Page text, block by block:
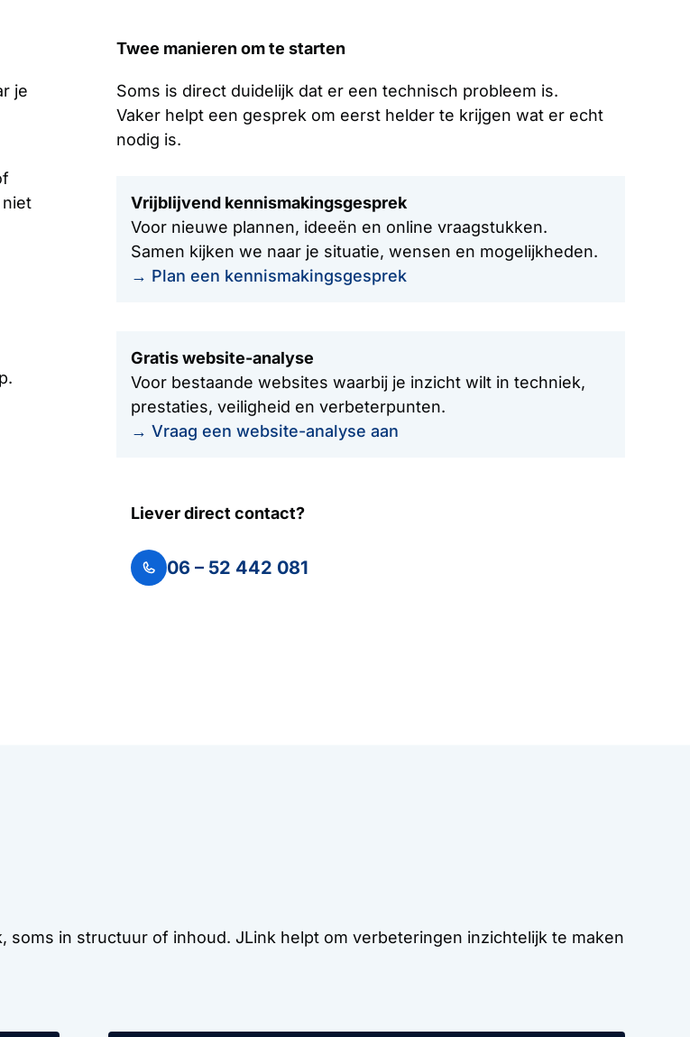
je
Twee manieren om te starten
Soms is direct duidelijk dat er een technisch probleem is.
Vaker helpt een gesprek om eerst helder te krijgen wat er echt
nodig is.
Vrijblijvend kennismakingsgesprek
Voor nieuwe plannen, ideeën en online vraagstukken.
Samen kijken we naar je situatie, wensen en mogelijkheden.
→ Plan een kennismakingsgesprek
Gratis website-analyse
Voor bestaande websites waarbij je inzicht wilt in techniek,
prestaties, veiligheid en verbeterpunten.
→ Vraag een website-analyse aan
Liever direct contact?
06 – 52 442 081
in structuur of inhoud. JLink helpt om verbeteringen inzichtelijk te maken